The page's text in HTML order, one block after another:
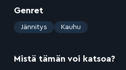
Genret
: Jännitys Kauhu
Mistä tämän voi katsoa?